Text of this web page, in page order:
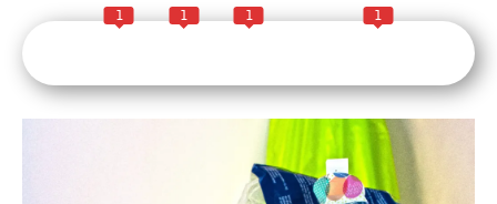
1 1 1 1